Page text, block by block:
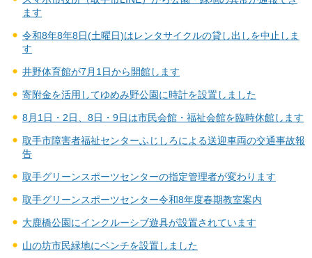
ます
令和8年8年8日(土曜日)はレンタサイクルの貸し出しを中止しま
す
井野体育館が7月1日から開館します
寄附金を活用してゆめみ野公園に時計を設置しました
8月1日・2日、8日・9日は市民会館・福祉会館を臨時休館します
取手市障害者福祉センターふじしろによる送迎車両の交通事故報
告
取手グリーンスポーツセンターの指定管理者が変わります
取手グリーンスポーツセンター令和8年度春期教室案内
大鹿橋公園にインクルーシブ遊具が設置されています
山の坊市民緑地にベンチを設置しました